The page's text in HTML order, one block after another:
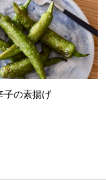
子の素揚げ